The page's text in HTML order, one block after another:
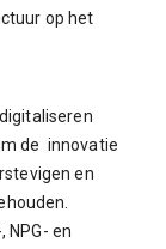
op het
de innovatie
en
NPG- en